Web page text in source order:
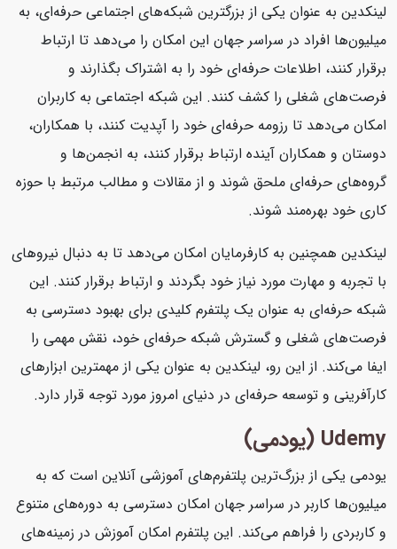
لینکدین به عنوان یکی از بزرگترین شبکه‌های اجتماعی حرفه‌ای، به
میلیون‌ها افراد در سراسر جهان این امکان را می‌دهد تا ارتباط
برقرار کنند، اطلاعات حرفه‌ای خود را به اشتراک بگذارند و
فرصت‌های شغلی را کشف کنند. این شبکه اجتماعی به کاربران
امکان می‌دهد تا رزومه حرفه‌ای خود را آپدیت کنند، با همکاران،
دوستان و همکاران آینده ارتباط برقرار کنند، به انجمن‌ها و
گروه‌های حرفه‌ای ملحق شوند و از مقالات و مطالب مرتبط با حوزه
کاری خود بهره‌مند شوند.
لینکدین همچنین به کارفرمایان امکان می‌دهد تا به دنبال نیروهای
با تجربه و مهارت مورد نیاز خود بگردند و ارتباط برقرار کنند. این
شبکه حرفه‌ای به عنوان یک پلتفرم کلیدی برای بهبود دسترسی به
فرصت‌های شغلی و گسترش شبکه حرفه‌ای خود، نقش مهمی را
ایفا می‌کند. از این رو، لینکدین به عنوان یکی از مهمترین ابزارهای
کارآفرینی و توسعه حرفه‌ای در دنیای امروز مورد توجه قرار دارد.
Udemy (یودمی)
یودمی یکی از بزرگ‌ترین پلتفرم‌های آموزشی آنلاین است که به
میلیون‌ها کاربر در سراسر جهان امکان دسترسی به دوره‌های متنوع
و کاربردی را فراهم می‌کند. این پلتفرم امکان آموزش در زمینه‌های